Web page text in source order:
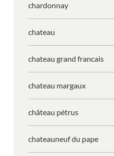
chardonnay
chateau
chateau grand francais
chateau margaux
château pétrus
chateauneuf du pape